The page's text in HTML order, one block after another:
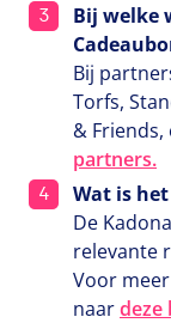
Bij welke
Bij
Torfs,
& Friends,
partners.
Wat is
De
relevante
Voor
naardeze